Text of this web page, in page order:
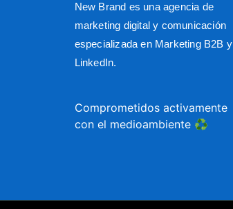
New Brand es una agencia de
marketing digital y comunicación
especializada en Marketing B2B y
LinkedIn.
Comprometidos activamente
con el medioambiente ♻️